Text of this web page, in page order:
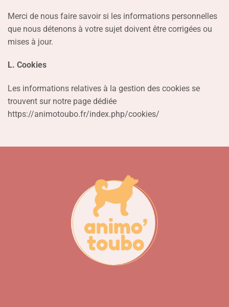
Merci de nous faire savoir si les informations personnelles
que nous détenons à votre sujet doivent être corrigées ou
mises à jour.
L. Cookies
Les informations relatives à la gestion des cookies se
trouvent sur notre page dédiée
https://animotoubo.fr/index.php/cookies/